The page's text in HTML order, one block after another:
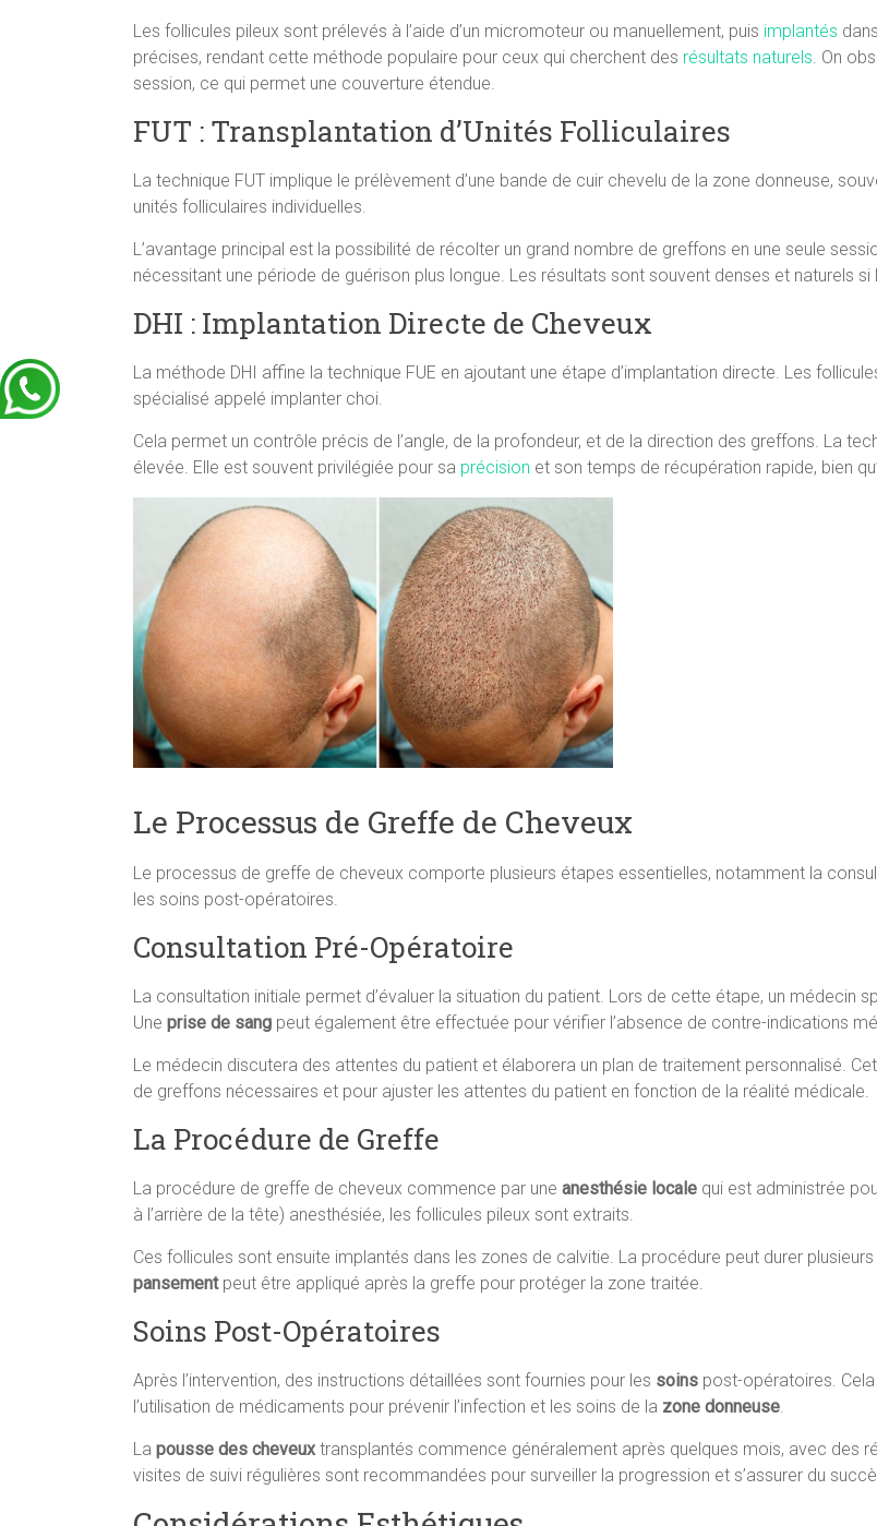
Les follicules pileux sont prélevés à l’aide d’un micromoteur ou manuellement, puis implantés
précises, rendant cette méthode populaire pour ceux qui cherchent des résultats naturels. On
session, ce qui permet une couverture étendue.
FUT : Transplantation d’Unités Folliculaires
La technique FUT implique le prélèvement d’une bande de cuir chevelu de la zone donneuse,
unités folliculaires individuelles.
L’avantage principal est la possibilité de récolter un grand nombre de greffons en une seule
nécessitant une période de guérison plus longue. Les résultats sont souvent denses et naturels
DHI : Implantation Directe de Cheveux
La méthode DHI affine la technique FUE en ajoutant une étape d’implantation directe. Les
spécialisé appelé implanter choi.
Cela permet un contrôle précis de l’angle, de la profondeur, et de la direction des greffons. La
élevée. Elle est souvent privilégiée pour sa précision et son temps de récupération rapide, bien
Le Processus de Greffe de Cheveux
Le processus de greffe de cheveux comporte plusieurs étapes essentielles, notamment la
les soins post-opératoires.
Consultation Pré-Opératoire
La consultation initiale permet d’évaluer la situation du patient. Lors de cette étape, un médecin
Une prise de sang peut également être effectuée pour vérifier l’absence de contre-indications
Le médecin discutera des attentes du patient et élaborera un plan de traitement personnalisé.
de greffons nécessaires et pour ajuster les attentes du patient en fonction de la réalité médicale.
La Procédure de Greffe
La procédure de greffe de cheveux commence par une anesthésie locale qui est administrée
à l’arrière de la tête) anesthésiée, les follicules pileux sont extraits.
Ces follicules sont ensuite implantés dans les zones de calvitie. La procédure peut durer
pansementpeut être appliqué après la greffe pour protéger la zone traitée.
Soins Post-Opératoires
Après l’intervention, des instructions détaillées sont fournies pour les soins post-opératoires.
l’utilisation de médicaments pour prévenir l’infection et les soins de la zone donneuse
La pousse des cheveux transplantés commence généralement après quelques mois, avec des
visites de suivi régulières sont recommandées pour surveiller la progression et s’assurer du